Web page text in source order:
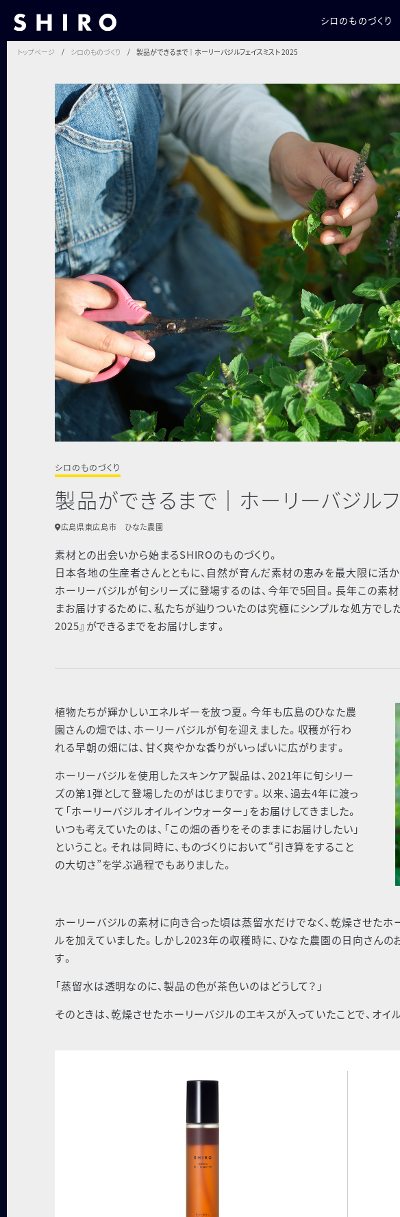
シロのものづくり
トップページ シロのものづくり 製品ができるまで｜ホーリーバジルフェイスミスト 2025
製品ができるまで｜ホーリーバジル
シロのものづくり
広島県東広島市 ひなた農園
素材との出会いから始まるSHIROのものづくり。
日本各地の生産者さんとともに、自然が育んだ素材の恵みを最大限に活
ホーリーバジルが旬シリーズに登場するのは、今年で5回目。長年この素
まお届けするために、私たちが辿りついたのは究極にシンプルな処方でし
2025』ができるまでをお届けします。
植物たちが輝かしいエネルギーを放つ夏。今年も広島のひなた農
園さんの畑では、ホーリーバジルが旬を迎えました。収穫が行わ
れる早朝の畑には、甘く爽やかな香りがいっぱいに広がります。
ホーリーバジルを使用したスキンケア製品は、2021年に旬シリー
ズの第1弾として登場したのがはじまりです。以来、過去4年に渡っ
て「ホーリーバジルオイルインウォーター」をお届けしてきました。
いつも考えていたのは、「この畑の香りをそのままにお届けしたい」
ということ。それは同時に、ものづくりにおいて“引き算をすること
の大切さ”を学ぶ過程でもありました。
ホーリーバジルの素材に向き合った頃は蒸留水だけでなく、乾燥させた
ルを加えていました。しかし2023年の収穫時に、ひなた農園の日向さん
す。
「蒸留水は透明なのに、製品の色が茶色いのはどうして？」
そのときは、乾燥させたホーリーバジルのエキスが入っていたことで、オイ